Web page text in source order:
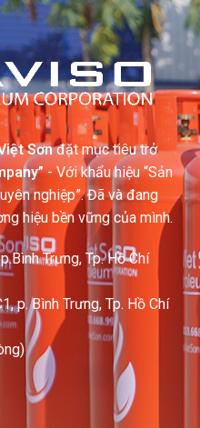
Sơnđặt mục tiêu trở
- Với khẩu hiệu “Sản
nghiệp”. Đã và đang
hiệu bền vững của mình.
Trưng, Tp. Hồ Chí
p. Bình Trưng, Tp. Hồ Chí